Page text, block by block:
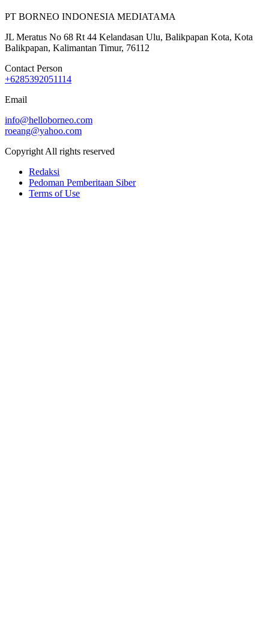
PT BORNEO INDONESIA MEDIATAMA
JL Meratus No 68 Rt 44 Kelandasan Ulu, Balikpapan Kota, Kota
Balikpapan, Kalimantan Timur, 76112
Contact Person
+6285392051114
Email
info@helloborneo.com
roeang@yahoo.com
Copyright All rights reserved
Redaksi
Pedoman Pemberitaan Siber
Terms of Use